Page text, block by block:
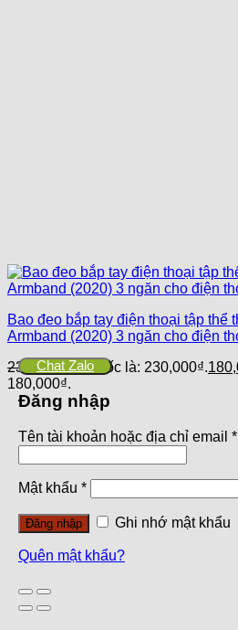
Bao đeo bắp tay điện thoại tập thể
Armband (2020) 3 ngăn cho điện
230,000₫ Giá gốc là: 230,000₫.
180,000₫.
Chat Zalo
Đăng nhập
Tên tài khoản hoặc địa chỉ email *
Mật khẩu *
Đăng nhập Ghi nhớ mật khẩu
Quên mật khẩu?